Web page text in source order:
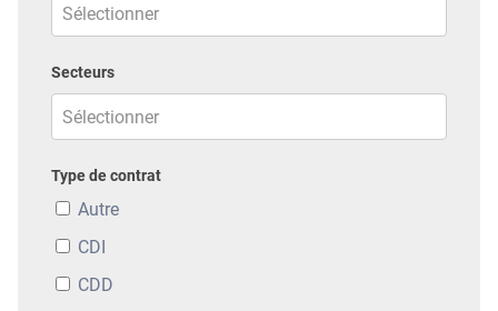
Secteurs
Type de contrat
Autre
CDI
CDD